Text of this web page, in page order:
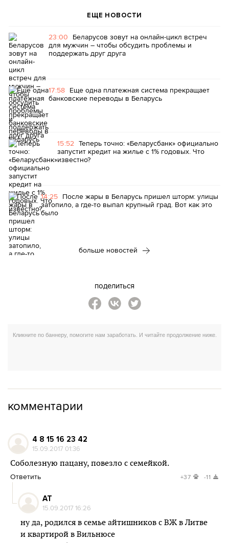
ЕЩЕ НОВОСТИ
23:00 Беларусов зовут на онлайн-цикл встреч
для мужчин – чтобы обсудить проблемы и
поддержать друг друга
17:58 Еще одна платежная система прекращает
банковские переводы в Беларусь
15:52 Теперь точно: «Беларусбанк» официально
запустит кредит на жилье с 1% годовых. Что
известно?
14:25 После жары в Беларусь пришел шторм: улицы
затопило, а где-то выпал крупный град. Вот как это
было
больше новостей
поделиться
комментарии
4 8 15 16 23 42
15.09.2017 01:36
Соболезную пацану, повезло с семейкой.
Ответить +37 -11
AT
15.09.2017 16:26
ну да, родился в семье айтишников с ВЖ в Литве
и квартирой в Вильнюсе